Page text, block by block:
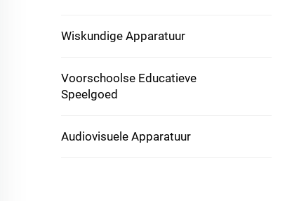
Wiskundige Apparatuur
Voorschoolse Educatieve
Speelgoed
Audiovisuele Apparatuur